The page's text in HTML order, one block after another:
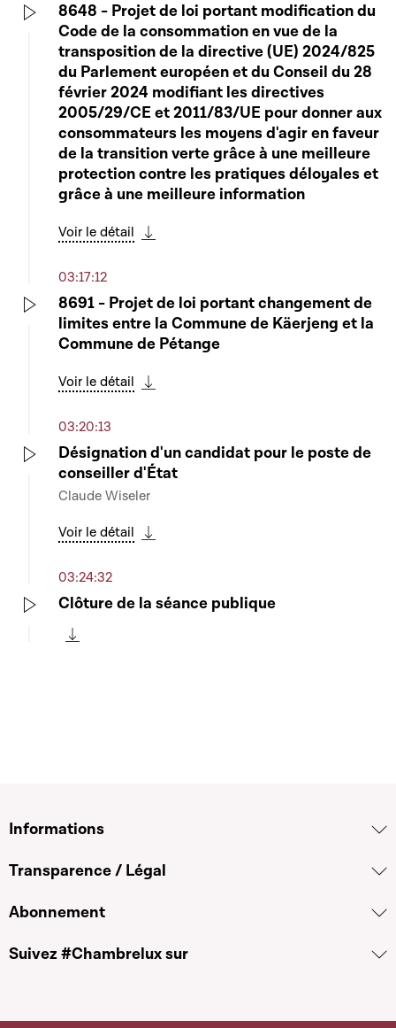
8648 - Projet de loi portant modification du
Code de la consommation en vue de la
transposition de la directive (UE) 2024/825
du Parlement européen et du Conseil du 28
février 2024 modifiant les directives
2005/29/CE et 2011/83/UE pour donner aux
consommateurs les moyens d'agir en faveur
de la transition verte grâce à une meilleure
protection contre les pratiques déloyales et
grâce à une meilleure information
Voir le détail
03:17:12
8691 - Projet de loi portant changement de
limites entre la Commune de Käerjeng et la
Commune de Pétange
Voir le détail
03:20:13
Désignation d'un candidat pour le poste de
conseiller d'État
Claude Wiseler
Voir le détail
03:24:32
Clôture de la séance publique
Informations
Transparence / Légal
Abonnement
Suivez #Chambrelux sur